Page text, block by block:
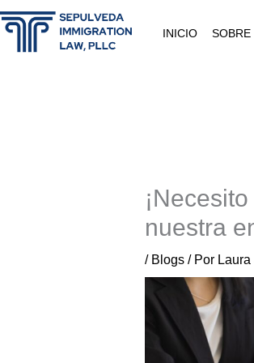
Ir
al
contenido
INICIO SOBRE
nuestra
/ Blogs/ Por